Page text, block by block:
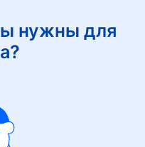
нужны для